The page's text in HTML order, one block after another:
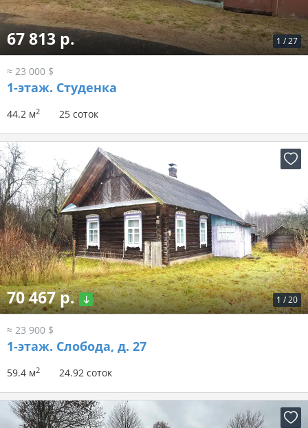
1 /27
67 813 р.
≈ 23 000 $
1-этаж. Студенка
44.2 м2 25 соток
1 /20
70 467 р.
≈ 23 900 $
1-этаж. Слобода, д. 27
59.4 м2 24.92 соток